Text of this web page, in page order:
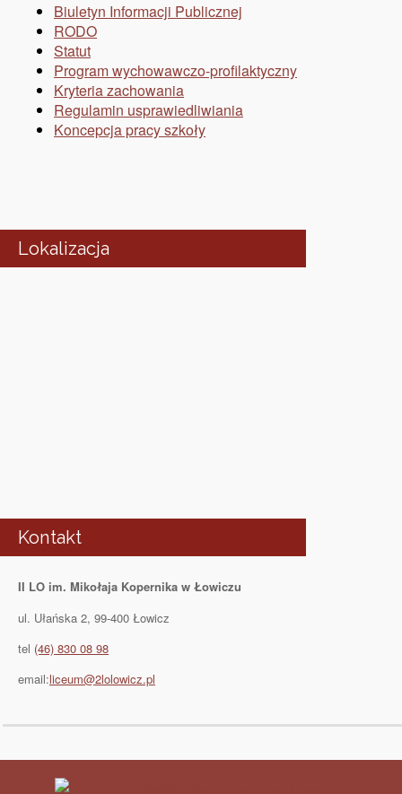
Biuletyn Informacji Publicznej
RODO
Statut
Program wychowawczo-profilaktyczny
Kryteria zachowania
Regulamin usprawiedliwiania
Koncepcja pracy szkoły
Lokalizacja
Kontakt
II LO im. Mikołaja Kopernika w Łowiczu
ul. Ułańska 2, 99-400 Łowicz
tel (46) 830 08 98
email:liceum@2lolowicz.pl